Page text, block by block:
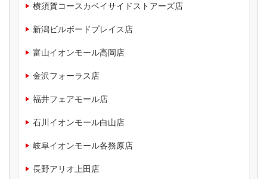
横須賀コースカベイサイドストアーズ店
新潟ビルボードプレイス店
富山イオンモール高岡店
金沢フォーラス店
福井フェアモール店
石川イオンモール白山店
岐阜イオンモール各務原店
長野アリオ上田店